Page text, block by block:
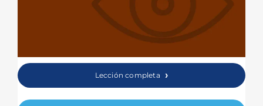
Lección completa